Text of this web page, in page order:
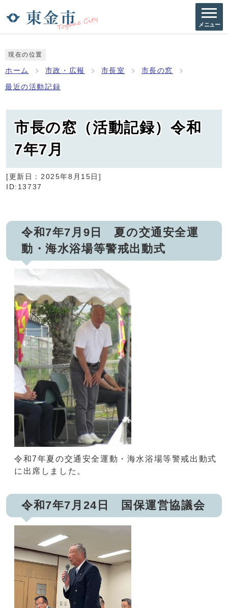
メニュー
現在の位置
ホーム 市政・広報 市長室 市長の窓
最近の活動記録
市長の窓（活動記録）令和
7年7月
[更新日： 2025年8月15日 ]
ID:13737
令和7年7月9日 夏の交通安全運
動・海水浴場等警戒出動式
令和7年夏の交通安全運動・海水浴場等警戒出動式
に出席しました。
令和7年7月24日 国保運営協議会